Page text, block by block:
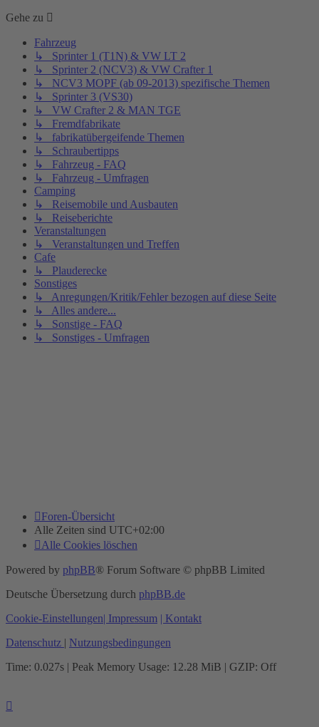
Gehe zu
Fahrzeug
↳ Sprinter 1 (T1N) & VW LT 2
↳ Sprinter 2 (NCV3) & VW Crafter 1
↳ NCV3 MOPF (ab 09-2013) spezifische Themen
↳ Sprinter 3 (VS30)
↳ VW Crafter 2 & MAN TGE
↳ Fremdfabrikate
↳ fabrikatübergeifende Themen
↳ Schraubertipps
↳ Fahrzeug - FAQ
↳ Fahrzeug - Umfragen
Camping
↳ Reisemobile und Ausbauten
↳ Reiseberichte
Veranstaltungen
↳ Veranstaltungen und Treffen
Cafe
↳ Plauderecke
Sonstiges
↳ Anregungen/Kritik/Fehler bezogen auf diese Seite
↳ Alles andere...
↳ Sonstige - FAQ
↳ Sonstiges - Umfragen
Foren-Übersicht
Alle Zeiten sind UTC+02:00
Alle Cookies löschen
Powered by phpBB® Forum Software © phpBB Limited
Deutsche Übersetzung durch phpBB.de
Cookie-Einstellungen| Impressum | Kontakt
Datenschutz | Nutzungsbedingungen
Time: 0.027s | Peak Memory Usage: 12.28 MiB | GZIP: Off